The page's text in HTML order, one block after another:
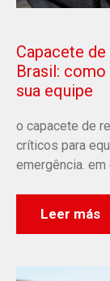
Capacete
Brasil:
sua equipe
o capacete de
críticos para
emergência.
Leer más